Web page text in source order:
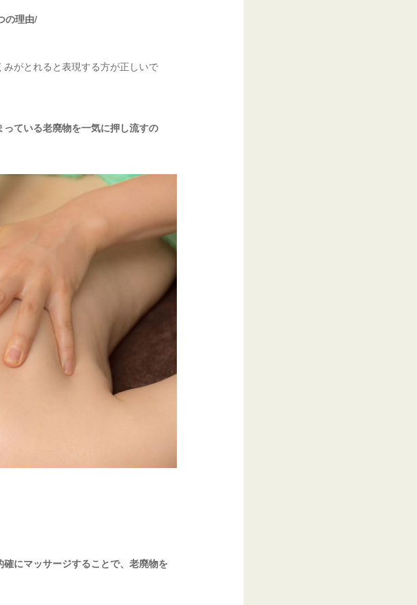
の理由/
がとれると表現する方が正しいで
ている老廃物を一気に押し流すの
にマッサージすることで、老廃物を